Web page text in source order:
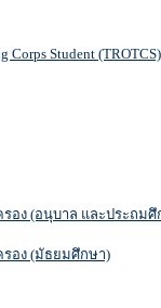
Corps Student (TROTCS)
อง (อนุบาล และประถมศึ
อง (มัธยมศึกษา)